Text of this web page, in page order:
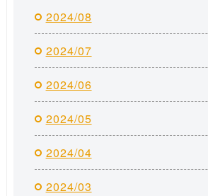
2024/08
2024/07
2024/06
2024/05
2024/04
2024/03